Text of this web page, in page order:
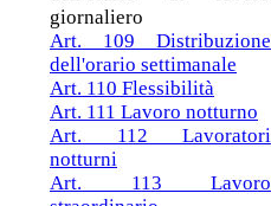
giornaliero
Art. 109 Distribuzione
dell'orario settimanale
Art. 110 Flessibilità
Art. 111 Lavoro notturno
Art. 112 Lavoratori
notturni
Art. 113 Lavoro